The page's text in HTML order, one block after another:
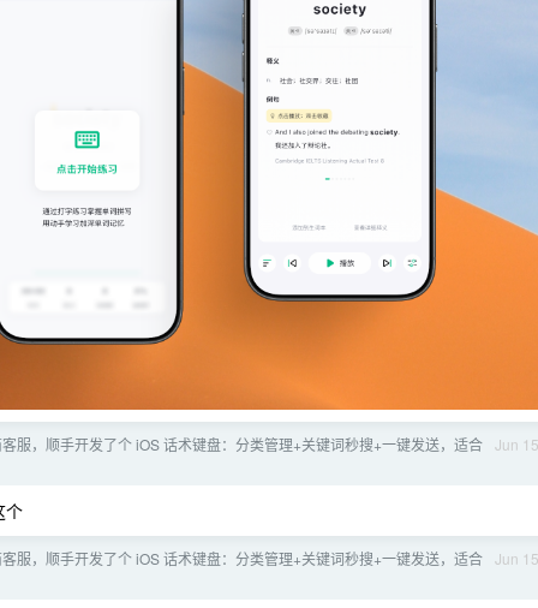
Jun 15
服，顺手开发了个 iOS 话术键盘：分类管理+关键词秒搜+一键发送，适合
个
Jun 15
服，顺手开发了个 iOS 话术键盘：分类管理+关键词秒搜+一键发送，适合